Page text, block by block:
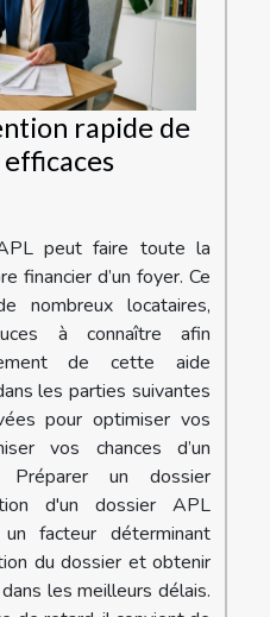
rapide de
peut faire toute la
financier d’un foyer. Ce
nombreux locataires,
à connaître afin
de cette aide
les parties suivantes
pour optimiser vos
vos chances d’un
Préparer un dossier
d'un dossier APL
facteur déterminant
du dossier et obtenir
les meilleurs délais.